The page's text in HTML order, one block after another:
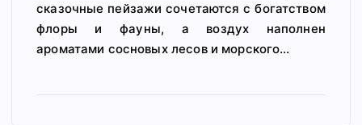
сказочные пейзажи сочетаются с богатством
флоры и фауны, а воздух наполнен
ароматами сосновых лесов и морского…